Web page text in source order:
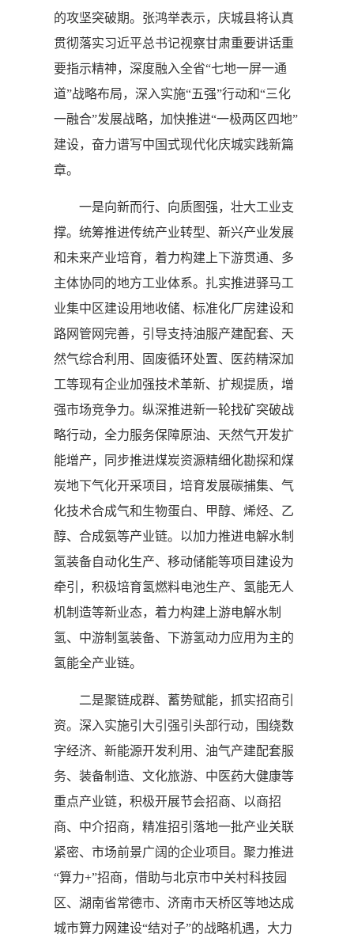
的攻坚突破期。张鸿举表示，庆城县将认真
贯彻落实习近平总书记视察甘肃重要讲话重
要指示精神，深度融入全省“七地一屏一通
道”战略布局，深入实施“五强”行动和“三化
一融合”发展战略，加快推进“一极两区四地”
建设，奋力谱写中国式现代化庆城实践新篇
章。
一是向新而行、向质图强，壮大工业支
撑。统筹推进传统产业转型、新兴产业发展
和未来产业培育，着力构建上下游贯通、多
主体协同的地方工业体系。扎实推进驿马工
业集中区建设用地收储、标准化厂房建设和
路网管网完善，引导支持油服产建配套、天
然气综合利用、固废循环处置、医药精深加
工等现有企业加强技术革新、扩规提质，增
强市场竞争力。纵深推进新一轮找矿突破战
略行动，全力服务保障原油、天然气开发扩
能增产，同步推进煤炭资源精细化勘探和煤
炭地下气化开采项目，培育发展碳捕集、气
化技术合成气和生物蛋白、甲醇、烯烃、乙
醇、合成氨等产业链。以加力推进电解水制
氢装备自动化生产、移动储能等项目建设为
牵引，积极培育氢燃料电池生产、氢能无人
机制造等新业态，着力构建上游电解水制
氢、中游制氢装备、下游氢动力应用为主的
氢能全产业链。
二是聚链成群、蓄势赋能，抓实招商引
资。深入实施引大引强引头部行动，围绕数
字经济、新能源开发利用、油气产建配套服
务、装备制造、文化旅游、中医药大健康等
重点产业链，积极开展节会招商、以商招
商、中介招商，精准招引落地一批产业关联
紧密、市场前景广阔的企业项目。聚力推进
“算力+”招商，借助与北京市中关村科技园
区、湖南省常德市、济南市天桥区等地达成
城市算力网建设“结对子”的战略机遇，大力